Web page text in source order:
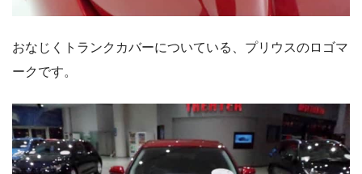
おなじくトランクカバーについている、プリウスのロゴマ
ークです。